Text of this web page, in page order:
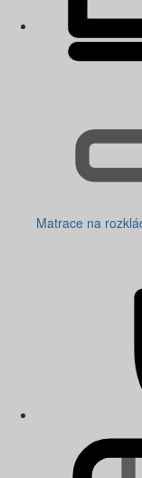
Matrace na